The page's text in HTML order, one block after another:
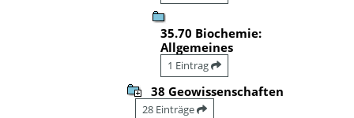
35.70 Biochemie:
Allgemeines
1 Eintrag
38 Geowissenschaften
28 Einträge